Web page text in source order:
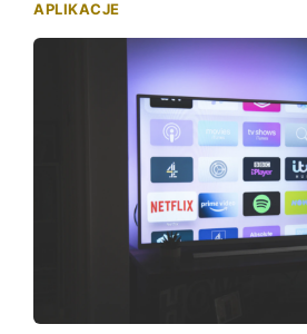
APLIKACJE